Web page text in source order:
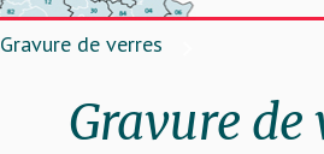
Gravure de verres
Gravure de